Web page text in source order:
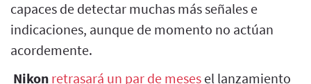
capaces de detectar muchas más señales e
indicaciones, aunque de momento no actúan
acordemente.
Nikon retrasará un par de meses el lanzamiento